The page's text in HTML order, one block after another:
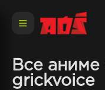
Все аниме
grickvoice